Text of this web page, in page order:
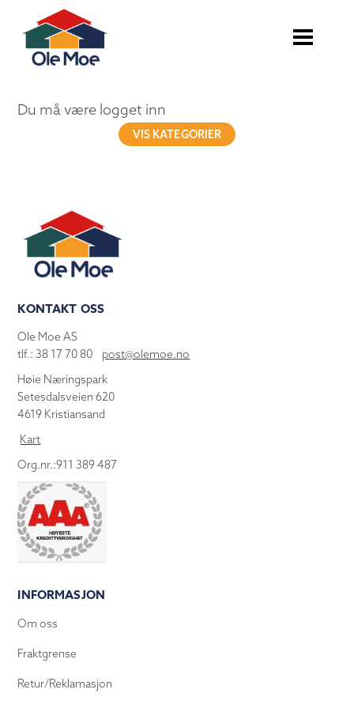
Du må være logget inn
VIS KATEGORIER
KONTAKT OSS
Ole Moe AS
tlf.: 38 17 70 80 post@olemoe.no
Høie Næringspark
Setesdalsveien 620
4619 Kristiansand
Kart
Org.nr.:911 389 487
INFORMASJON
Om oss
Fraktgrense
Retur/Reklamasjon